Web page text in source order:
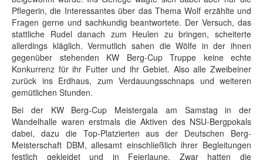
Pflegerin, die Interessantes über das Thema Wolf erzählte und
Fragen gerne und sachkundig beantwortete. Der Versuch, das
stattliche Rudel danach zum Heulen zu bringen, scheiterte
allerdings kläglich. Vermutlich sahen die Wölfe in der ihnen
gegenüber stehenden KW Berg-Cup Truppe keine echte
Konkurrenz für ihr Futter und ihr Gebiet. Also alle Zweibeiner
zurück ins Erdhaus, zum Verdauungsschnaps und weiteren
gemütlichen Stunden.
Bei der KW Berg-Cup Meistergala am Samstag in der
Wandelhalle waren erstmals die Aktiven des NSU-Bergpokals
dabei, dazu die Top-Platzierten aus der Deutschen Berg-
Meisterschaft DBM, allesamt einschließlich ihrer Begleitungen
festlich gekleidet und in Feierlaune. Zwar hatten die